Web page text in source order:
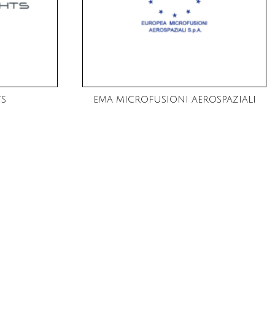
EMA MICROFUSIONI AEROSPAZIALI